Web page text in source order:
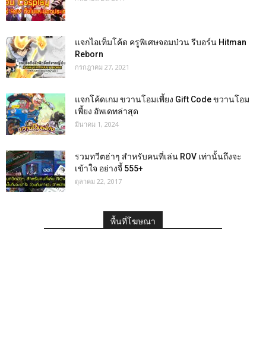
แจกไอเท็มโค้ด ครูพิเศษจอมป่วน รีบอร์น Hitman
Reborn
กรกฎาคม 27, 2021
แจกโค้ดเกม ขวานโอมเพี้ยง Gift Code ขวานโอม
เพี้ยง อัพเดทล่าสุด
มีนาคม 1, 2024
รวมทวีตฮ่าๆ สำหรับคนที่เล่น ROV เท่านั้นถึงจะ
เข้าใจ อย่างจี้ 555+
ตุลาคม 22, 2017
พื้นที่โฆษณา